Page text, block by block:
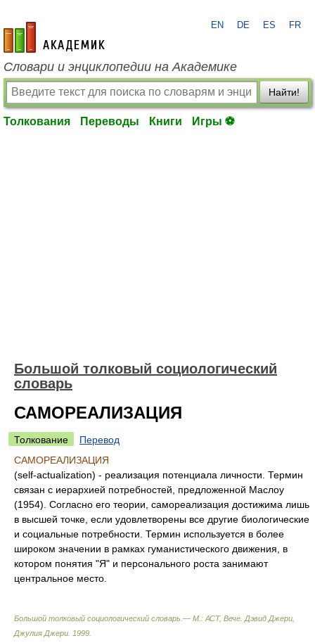
academic.ru
EN DE ES FR
Словари и энциклопедии на Академике
Найти!
Толкования Переводы Книги Игры ⚽
Большой толковый социологический
словарь
САМОРЕАЛИЗАЦИЯ
Толкование
Перевод
САМОРЕАЛИЗАЦИЯ
(self-actualization) - реализация потенциала личности. Термин
связан с иерархией потребностей, предложенной Маслоу
(1954). Согласно его теории, самореализация достижима лишь
в высшей точке, если удовлетворены все другие биологические
и социальные потребности. Термин используется в более
широком значении в рамках гуманистического движения, в
котором понятия "Я" и персонального роста занимают
центральное место.
Большой толковый социологический словарь.— М.: АСТ, Вече Дэвид Джери,
Джулия Джери 1999